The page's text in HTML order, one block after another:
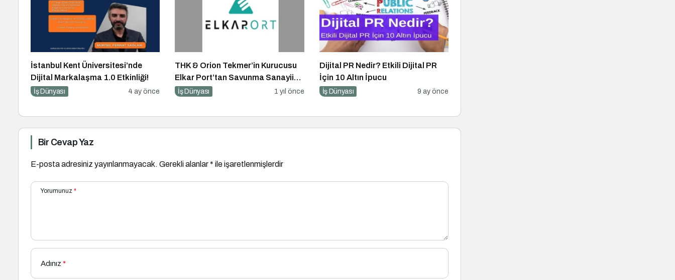
İstanbul Kent Üniversitesi’nde
Dijital Markalaşma 1.0 Etkinliği!
İş Dünyası 4 ay önce
THK & Orion Tekmer’in Kurucusu
Elkar Port’tan Savunma Sanayii
Atılımı: AET Electronics’e
İş Dünyası 1 yıl önce
Dijital PR Nedir? Etkili Dijital PR
İçin 10 Altın İpucu
İş Dünyası 9 ay önce
Bir Cevap Yaz
E-posta adresiniz yayınlanmayacak. Gerekli alanlar* ile işaretlenmişlerdir
Yorumunuz *
Adınız *